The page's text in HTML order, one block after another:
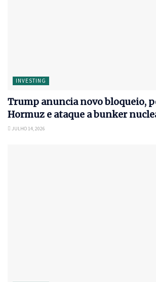
INVESTING
Trump anuncia novo bloqueio,
Hormuz e ataque a bunker
JULHO 14, 2026